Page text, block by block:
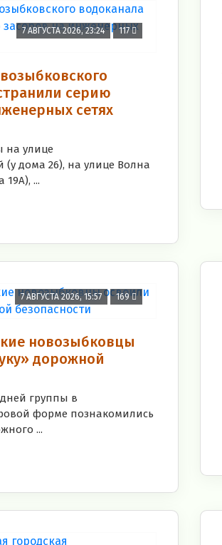
7 АВГУСТА 2026, 23:24 117
серию
сетях
на улице
(у дома 26), на улице Волна
...
7 АВГУСТА 2026, 15:57 169
новозыбковцы
дорожной
группы в
форме познакомились
...